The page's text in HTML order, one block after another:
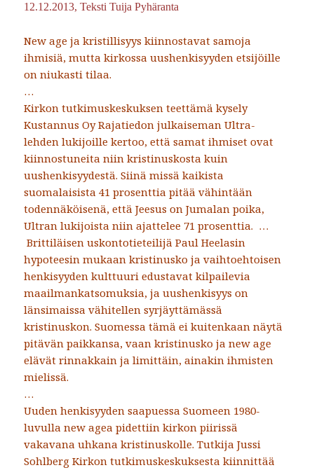
12.12.2013, Teksti Tuija Pyhäranta
New age ja kristillisyys kiinnostavat samoja
ihmisiä, mutta kirkossa uushenkisyyden etsijöille
on niukasti tilaa.
…
Kirkon tutkimuskeskuksen teettämä kysely
Kustannus Oy Rajatiedon julkaiseman Ultra-
lehden lukijoille kertoo, että samat ihmiset ovat
kiinnostuneita niin kristinuskosta kuin
uushenkisyydestä. Siinä missä kaikista
suomalaisista 41 prosenttia pitää vähintään
todennäköisenä, että Jeesus on Jumalan poika,
Ultran lukijoista niin ajattelee 71 prosenttia. …
Brittiläisen uskontotieteilijä Paul Heelasin
hypoteesin mukaan kristinusko ja vaihtoehtoisen
henkisyyden kulttuuri edustavat kilpailevia
maailmankatsomuksia, ja uushenkisyys on
länsimaissa vähitellen syrjäyttämässä
kristinuskon. Suomessa tämä ei kuitenkaan näytä
pitävän paikkansa, vaan kristinusko ja new age
elävät rinnakkain ja limittäin, ainakin ihmisten
mielissä.
…
Uuden henkisyyden saapuessa Suomeen 1980-
luvulla new agea pidettiin kirkon piirissä
vakavana uhkana kristinuskolle. Tutkija Jussi
Sohlberg Kirkon tutkimuskeskuksesta kiinnittää